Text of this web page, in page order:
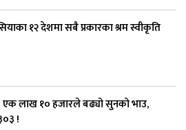
१२ देशमा सबै प्रकारका श्रम स्वीकृति
: एक लाख १० हजारले बढ्यो सुनको भाउ,
!